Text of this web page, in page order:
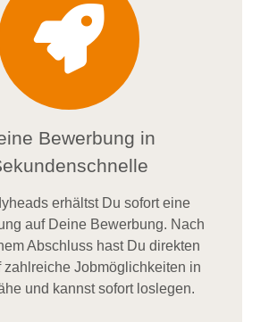
Bewerbung in
erhältst Du sofort eine
auf Deine Bewerbung. Nach
Abschluss hast Du direkten
zahlreiche Jobmöglichkeiten in
und kannst sofort loslegen.